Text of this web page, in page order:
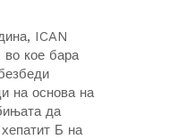
ICAN
во кое бара
на основа на
да
Б на